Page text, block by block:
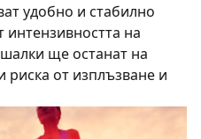
удобно и стабилно
на
ще останат на
риска от изплъзване и